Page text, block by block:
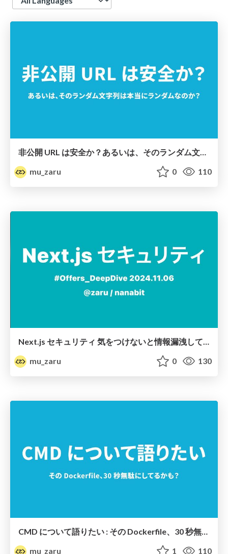
非公開 URL は安全か？あるいは、そのランダム文字列は本当にランダムなのか？
mu_zaru
0 110
Next.js セキュリティ 気をつけないと情報漏洩している
mu_zaru
0 130
mu_zaru
1 110